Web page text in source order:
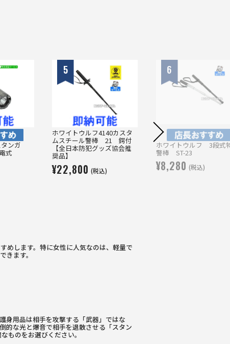
ンガ
式
5
ホワイトウルフ4140カスタ
ムスチール警棒 21 鍔付
【全日本防犯グッズ協会推
奨品】
¥22,800 (税込)
6
ホワイトウルフ 3段式
警棒 ST-23
¥8,280 (税込)
めします。特に女性に人気なのは、軽量で
ます。
身用品は相手を攻撃する「武器」ではな
的な光と爆音で相手を退散させる「スタン
ものをお選びください。